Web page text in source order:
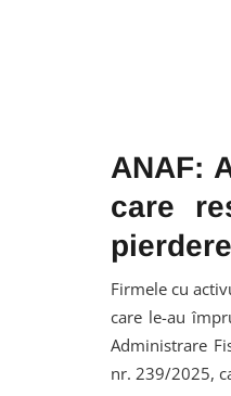
ANAF:
care
pierdere
Firmele cu
care le-au
Administrare
nr. 239/2025,